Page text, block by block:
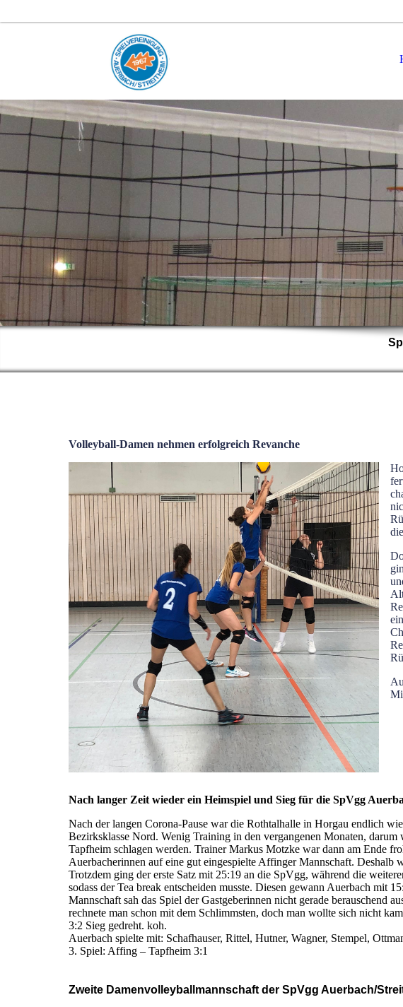
Volleyball-Damen nehmen erfolgreich Revanche
Nach langer Zeit wieder ein Heimspiel und Sieg für die SpVgg
Nach der langen Corona-Pause war die Rothtalhalle in Horgau endlich
Bezirksklasse Nord. Wenig Training in den vergangenen Monaten,
Tapfheim schlagen werden. Trainer Markus Motzke war dann am Ende
Auerbacherinnen auf eine gut eingespielte Affinger Mannschaft. Deshalb
Trotzdem ging der erste Satz mit 25:19 an die SpVgg, während die
sodass der Tea break entscheiden musste. Diesen gewann Auerbach mit
Mannschaft sah das Spiel der Gastgeberinnen nicht gerade berauschend
rechnete man schon mit dem Schlimmsten, doch man wollte sich nicht
3:2 Sieg gedreht. koh.
Auerbach spielte mit: Schafhauser, Rittel, Hutner, Wagner, Stempel,
3. Spiel: Affing – Tapfheim 3:1
Zweite Damenvolleyballmannschaft der SpVgg Auerbach/